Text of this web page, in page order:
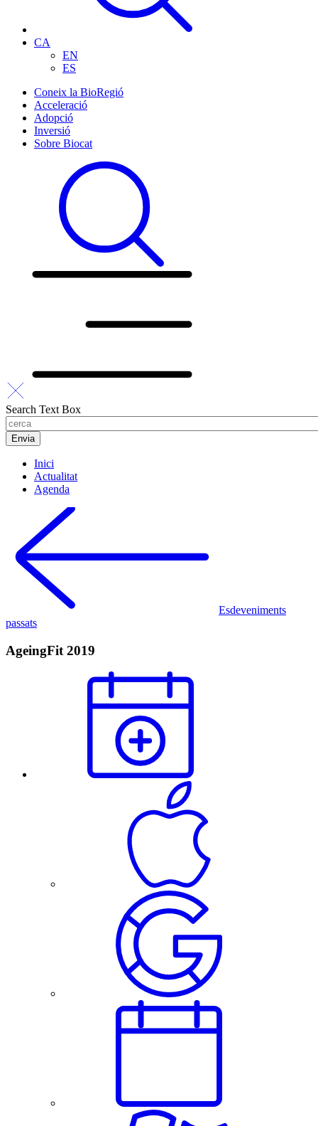
CA
EN
ES
Coneix la BioRegió
Acceleració
Adopció
Inversió
Sobre Biocat
Search Text Box
Inici
Actualitat
Agenda
Esdeveniments
passats
AgeingFit 2019